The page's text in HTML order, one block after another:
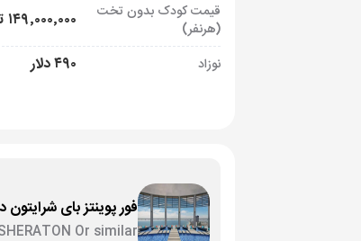
قیمت کودک بدون تخت
(هرنفر)
۱۴۹٬۰۰۰٬۰۰۰ تومان + ۱٬۱۸۰ دلار
نوزاد ۴۹۰ دلار
فور پوینتز بای شرایتون
Or similar